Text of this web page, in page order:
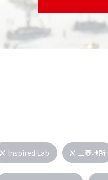
Inspired.Lab 三菱地所